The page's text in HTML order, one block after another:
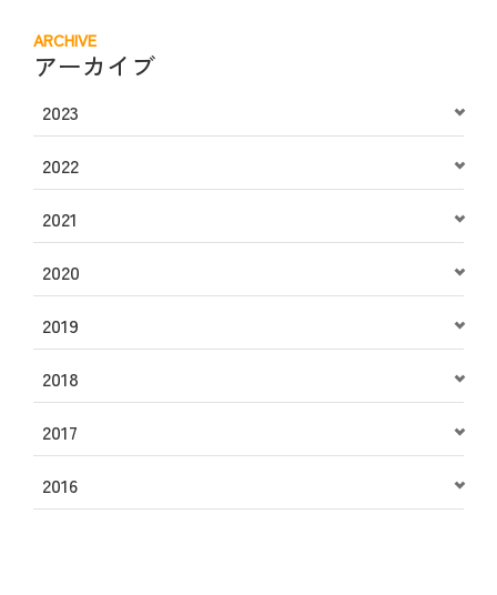
ARCHIVE
アーカイブ
2023
2022
2021
2020
2019
2018
2017
2016